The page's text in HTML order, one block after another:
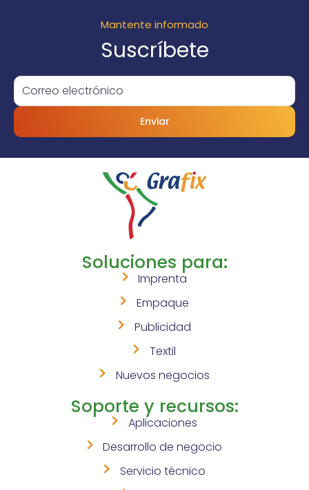
Mantente informado
Suscríbete
Enviar
Soluciones para:
Imprenta
Empaque
Publicidad
Textil
Nuevos negocios
Soporte y recursos:
Aplicaciones
Desarrollo de negocio
Servicio técnico